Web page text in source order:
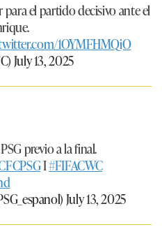
el partido decisivo ante el
1OYMFHMQiO
July 13, 2025
previo a la final.
I#FIFACWC
July 13, 2025